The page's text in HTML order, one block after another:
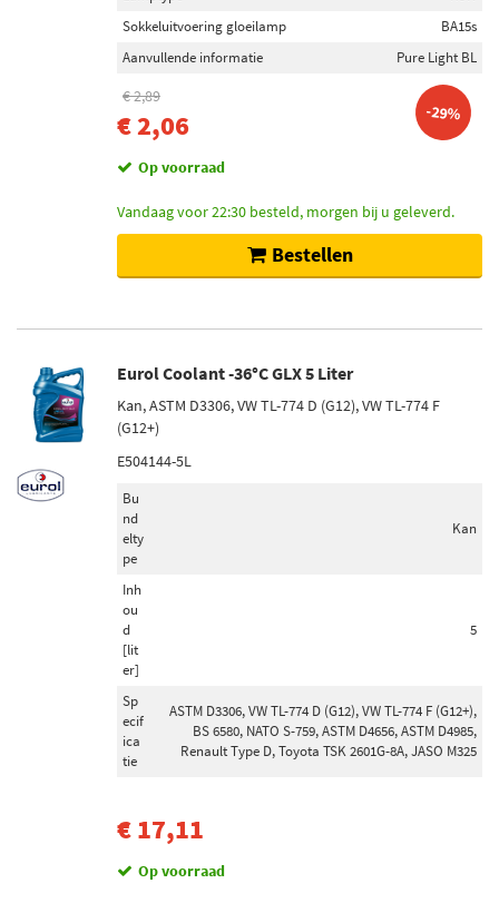
Netbreedte [mm]
150 (4)
147 (3)
Toon meer
Netdiepte [mm]
28 (19)
Contactdoos voor trekhaak (pol configuratie)
13-polig (2)
Buitendiameter [mm]
Sokkeluitvoering gloeilamp
BA15s
Aanvullende informatie
Pure Light BL
€ 2,89
€ 2,06 -29%
Op voorraad
Vandaag voor 22:30 besteld, morgen bij u geleverd.
Bestellen
Eurol Coolant -36°C GLX 5 Liter
Kan, ASTM D3306, VW TL-774 D (G12), VW TL-774 F
(G12+)
E504144-5L
Bu
nd
elty
pe
Kan
Inh
ou
d
[lit
er]
5
Sp
ecif
ica
tie
ASTM D3306, VW TL-774 D (G12), VW TL-774 F (G12+),
BS 6580, NATO S-759, ASTM D4656, ASTM D4985,
Renault Type D, Toyota TSK 2601G-8A, JASO M325
€ 17,11
Op voorraad